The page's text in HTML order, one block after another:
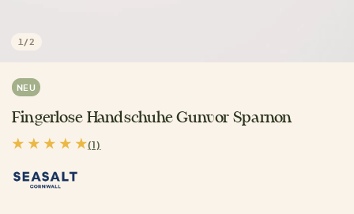
1 /2
NEU
Fingerlose Handschuhe Gunvor Sparnon
(1)